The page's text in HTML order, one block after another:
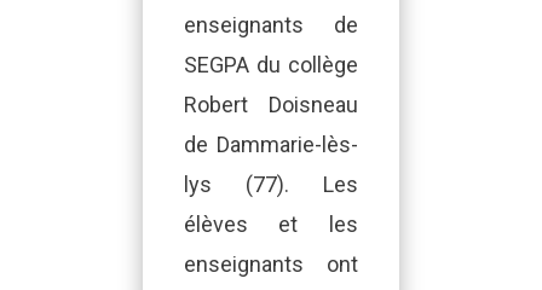
enseignants de
SEGPA du collège
Robert Doisneau
de Dammarie-lès-
lys (77). Les
élèves et les
enseignants ont